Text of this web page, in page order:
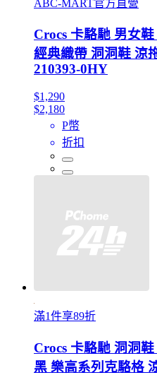
ABC-MART官方直營
Crocs 卡駱馳 男女
經典織帶 洞洞鞋 涼
210393-0HY
$1,290
$2,180
P幣
折扣
滿1件享89折
Crocs 卡駱馳 洞洞
黑 樂高系列克駱格